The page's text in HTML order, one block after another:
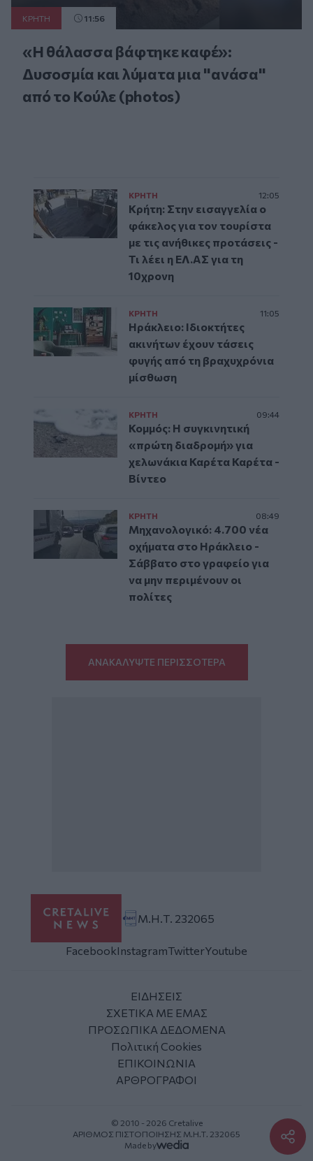
ΚΡΗΤΗ 11:56
«Η θάλασσα βάφτηκε καφέ»:
Δυσοσμία και λύματα μια "ανάσα"
από το Κούλε (photos)
ΚΡΗΤΗ 12:05
Κρήτη: Στην εισαγγελία ο
φάκελος για τον τουρίστα
με τις ανήθικες προτάσεις -
Τι λέει η ΕΛ.ΑΣ για τη
10χρονη
ΚΡΗΤΗ 11:05
Ηράκλειο: Ιδιοκτήτες
ακινήτων έχουν τάσεις
φυγής από τη βραχυχρόνια
μίσθωση
ΚΡΗΤΗ 09:44
Κομμός: Η συγκινητική
«πρώτη διαδρομή» για
χελωνάκια Καρέτα Καρέτα -
Βίντεο
ΚΡΗΤΗ 08:49
Μηχανολογικό: 4.700 νέα
οχήματα στο Ηράκλειο -
Σάββατο στο γραφείο για
να μην περιμένουν οι
πολίτες
ΑΝΑΚΑΛΥΨΤΕ ΠΕΡΙΣΣΟΤΕΡΑ
Μ.Η.Τ. 232065
FacebookInstagramTwitterYoutube
ΕΙΔΗΣΕΙΣ
ΣΧΕΤΙΚΑ ΜΕ ΕΜΑΣ
ΠΡΟΣΩΠΙΚΑ ΔΕΔΟΜΕΝΑ
Πολιτική Cookies
ΕΠΙΚΟΙΝΩΝΙΑ
ΑΡΘΡΟΓΡΑΦΟΙ
© 2010 - 2026 Cretalive
ΑΡΙΘΜΟΣ ΠΙΣΤΟΠΟΙΗΣΗΣ Μ.Η.Τ. 232065
Made by